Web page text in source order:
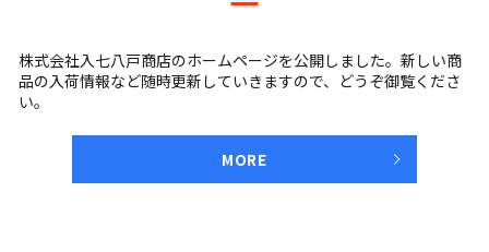
株式会社入七八戸商店のホームページを公開しました。新しい商
品の入荷情報など随時更新していきますので、どうぞ御覧くださ
い。
MORE